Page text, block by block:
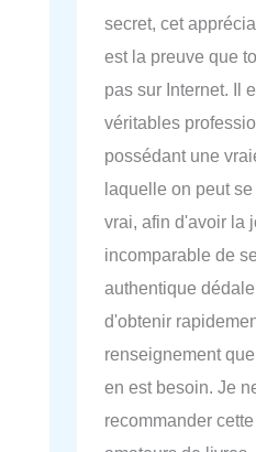
secret, cet
est la preuve que
pas sur Internet. Il
véritables
possédant une
laquelle on peut
vrai, afin d'avoir la
incomparable de
authentique
d'obtenir
renseignement
en est besoin. Je
recommander